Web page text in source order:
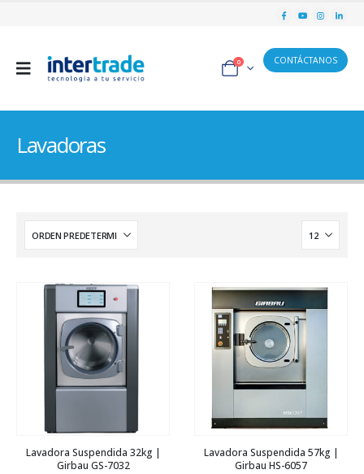
0 CONTÁCTANOS
Lavadoras
Lavadora Suspendida 32kg |
Girbau GS-7032
Lavadora Suspendida 57kg |
Girbau HS-6057